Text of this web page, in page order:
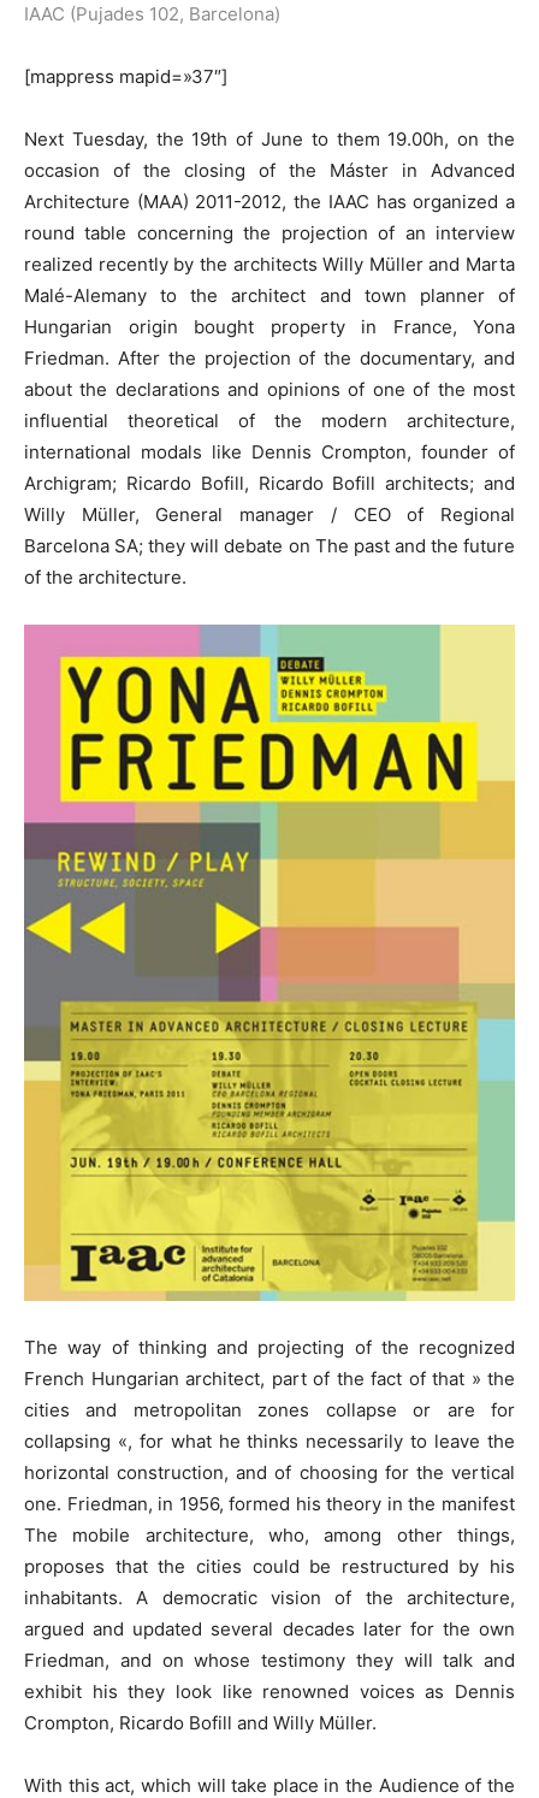
IAAC (Pujades 102, Barcelona)
[mappress mapid=»37″]
Next Tuesday, the 19th of June to them 19.00h, on the
occasion of the closing of the Máster in Advanced
Architecture (MAA) 2011-2012, the IAAC has organized a
round table concerning the projection of an interview
realized recently by the architects Willy Müller and Marta
Malé-Alemany to the architect and town planner of
Hungarian origin bought property in France, Yona
Friedman. After the projection of the documentary, and
about the declarations and opinions of one of the most
influential theoretical of the modern architecture,
international modals like Dennis Crompton, founder of
Archigram; Ricardo Bofill, Ricardo Bofill architects; and
Willy Müller, General manager / CEO of Regional
Barcelona SA; they will debate on The past and the future
of the architecture.
The way of thinking and projecting of the recognized
French Hungarian architect, part of the fact of that » the
cities and metropolitan zones collapse or are for
collapsing «, for what he thinks necessarily to leave the
horizontal construction, and of choosing for the vertical
one. Friedman, in 1956, formed his theory in the manifest
The mobile architecture, who, among other things,
proposes that the cities could be restructured by his
inhabitants. A democratic vision of the architecture,
argued and updated several decades later for the own
Friedman, and on whose testimony they will talk and
exhibit his they look like renowned voices as Dennis
Crompton, Ricardo Bofill and Willy Müller.
With this act, which will take place in the Audience of the